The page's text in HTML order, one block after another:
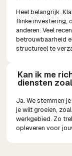
Heel belangrijk.
flinke investering,
anderen. Veel
betrouwbaarheid
structureel te
Kan ik me
diensten
Ja. We stemmen
je wilt groeien,
werkgebied. Zo
opleveren voor